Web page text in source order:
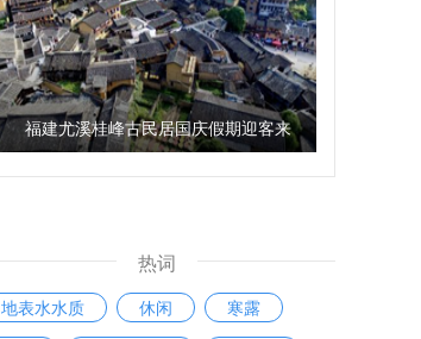
福建尤溪桂峰古民居国庆假期迎客来
热词
地表水水质 休闲
寒露